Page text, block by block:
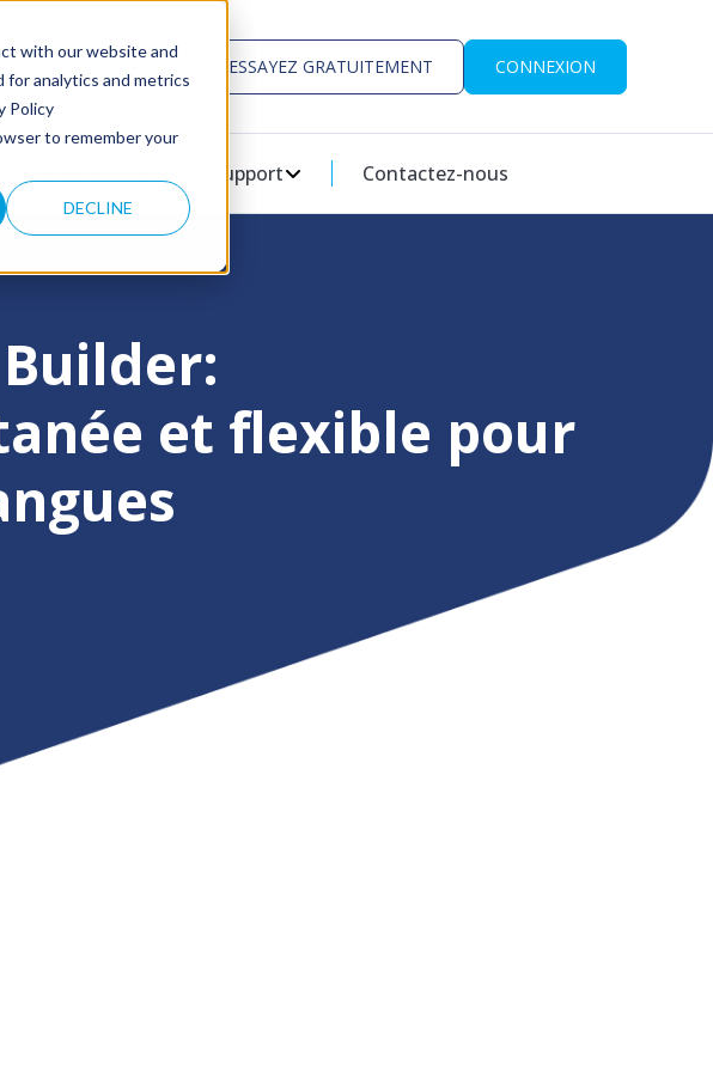
with our website and
for analytics and metrics
Policy
to remember your
DECLINE
ESSAYEZ GRATUITEMENT CONNEXION
SUBMENU FOR RESSOURCESSHOW SUBMENU FOR PARTENAIRES
SupportSHOW SUBMENU FOR SUPPORT
Contactez-nous
et flexible pour